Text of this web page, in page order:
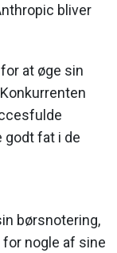
bliver
at øge sin
godt fat i de
børsnotering,
nogle af sine